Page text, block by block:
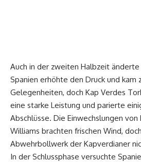
Auch in der zweiten Halbzeit änderte
Spanien erhöhte den Druck und kam
Gelegenheiten, doch Kap Verdes
eine starke Leistung und parierte
Abschlüsse. Die Einwechslungen von
Williams brachten frischen Wind,
Abwehrbollwerk der Kapverdianer
In der Schlussphase versuchte